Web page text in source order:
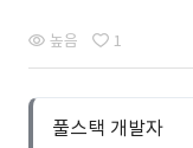
높음 1
풀스택 개발자